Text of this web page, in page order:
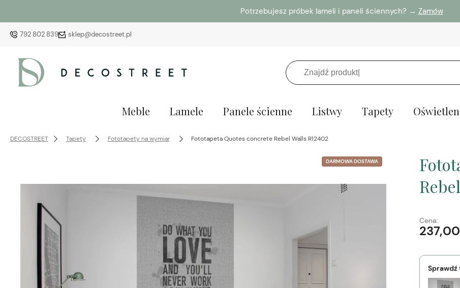
Potrzebujesz próbek lameli i paneli ściennych? → Zamów
792 802 839 sklep@decostreet.pl
Meble Lamele Panele ścienne Listwy Tapety
DECOSTREET Tapety Fototapety na wymiar Fototapeta Quotes concrete Rebel Walls R12402
DARMOWA DOSTAWA
Cena:
237,00
Sprawdź